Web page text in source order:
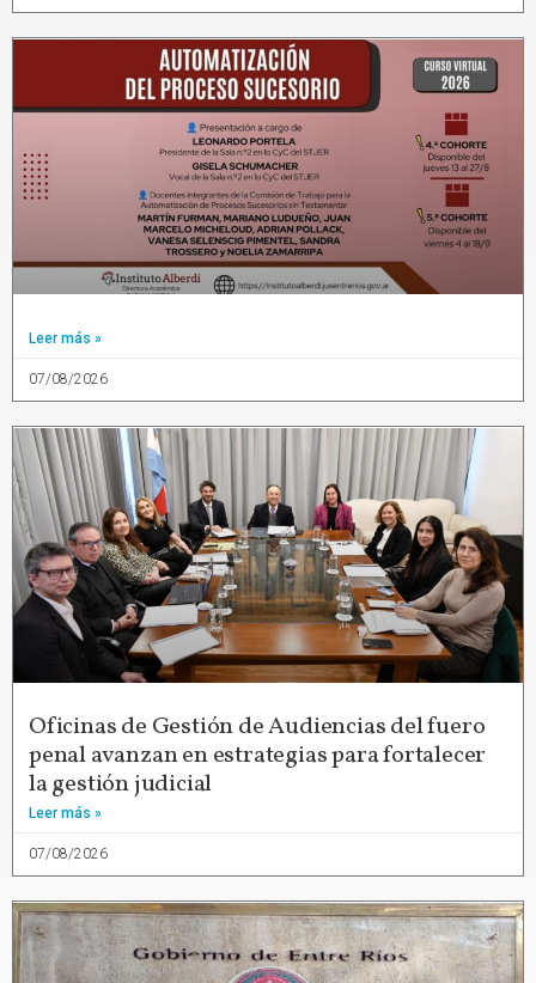
Leer más »
07/08/2026
Oficinas de Gestión de Audiencias del fuero
penal avanzan en estrategias para fortalecer
la gestión judicial
Leer más »
07/08/2026